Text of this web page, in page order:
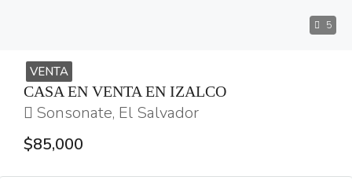
5
VENTA
CASA EN VENTA EN IZALCO
Sonsonate, El Salvador
$85,000